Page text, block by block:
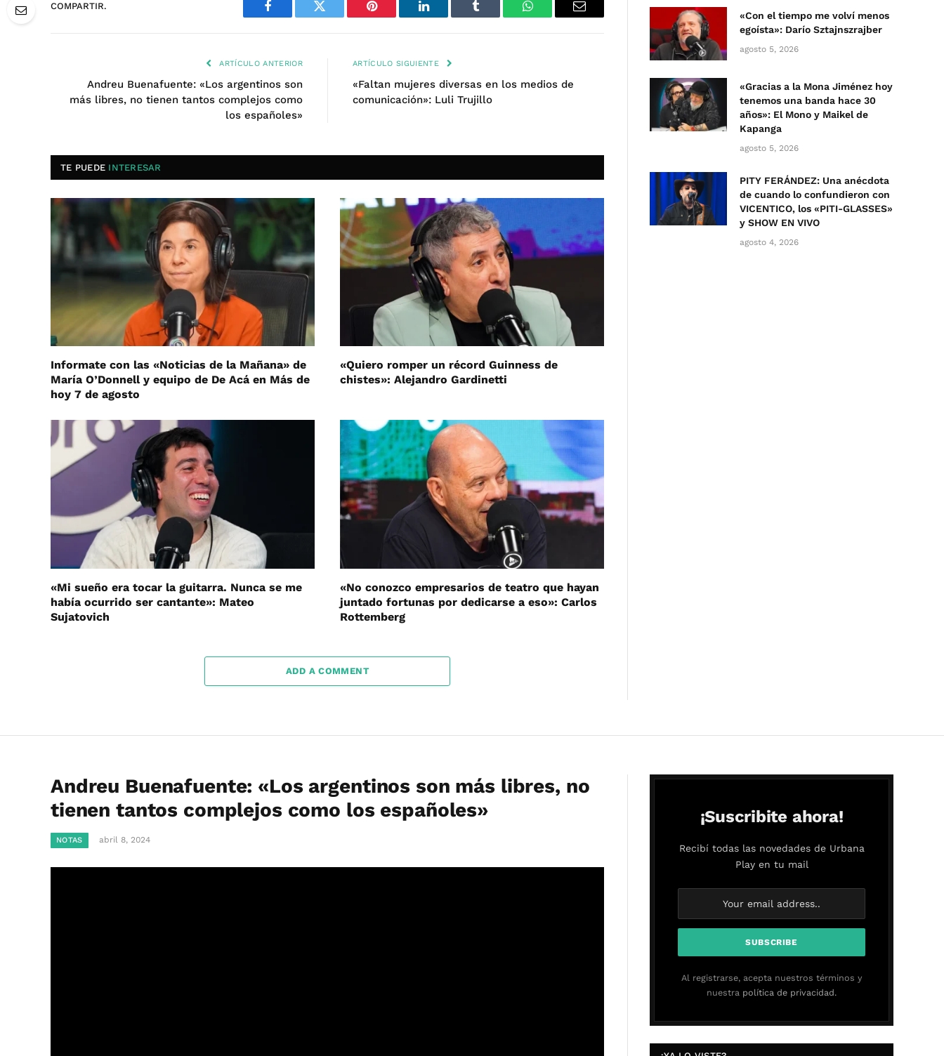
COMPARTIR.
Facebook Twitter Pinterest LinkedIn Tumblr WhatsAppEmail
ARTÍCULO ANTERIOR
Andreu Buenafuente: «Los argentinos son
más libres, no tienen tantos complejos como
los españoles»
ARTÍCULO SIGUIENTE
«Faltan mujeres diversas en los medios de
comunicación»: Luli Trujillo
TE PUEDE INTERESAR
Informate con las «Noticias de la Mañana» de
María O’Donnell y equipo de De Acá en Más de
hoy 7 de agosto
«Quiero romper un récord Guinness de
chistes»: Alejandro Gardinetti
«Mi sueño era tocar la guitarra. Nunca se me
había ocurrido ser cantante»: Mateo
Sujatovich
«No conozco empresarios de teatro que hayan
juntado fortunas por dedicarse a eso»: Carlos
Rottemberg
ADD A COMMENT
«Con el tiempo me volví menos
egoísta»: Darío Sztajnszrajber
agosto 5, 2026
«Gracias a la Mona Jiménez hoy
tenemos una banda hace 30
años»: El Mono y Maikel de
Kapanga
agosto 5, 2026
PITY FERÁNDEZ: Una anécdota
de cuando lo confundieron con
VICENTICO, los «PITI-GLASSES»
y SHOW EN VIVO
agosto 4, 2026
Andreu Buenafuente: «Los argentinos son más libres, no
tienen tantos complejos como los españoles»
NOTAS abril 8, 2024
¡Suscribite ahora!
Recibí todas las novedades de Urbana
Play en tu mail
Al registrarse, acepta nuestros términos y
nuestra política de privacidad.